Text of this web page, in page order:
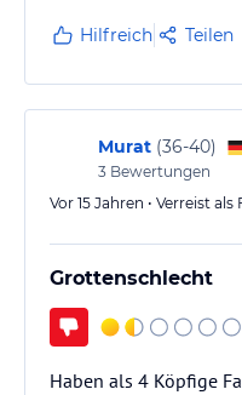
Hilfreich Teilen
Murat (36-40)
3 Bewertungen
Vor 15 Jahren • Verreist
Grottenschlecht
Haben als 4 Köpfige